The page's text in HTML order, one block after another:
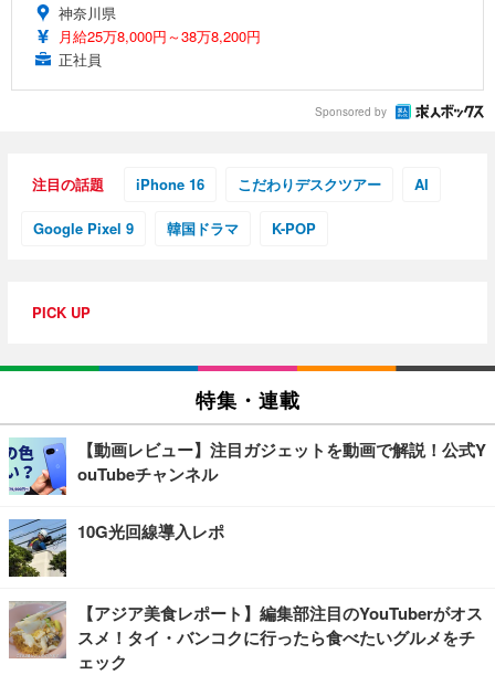
神奈川県
月給25万8,000円～38万8,200円
正社員
Sponsored by
注目の話題 iPhone 16 こだわりデスクツアー AI
Google Pixel 9 韓国ドラマ K-POP
PICK UP
特集・連載
【動画レビュー】注目ガジェットを動画で解説！公式Y
ouTubeチャンネル
10G光回線導入レポ
【アジア美食レポート】編集部注目のYouTuberがオス
スメ！タイ・バンコクに行ったら食べたいグルメをチ
ェック